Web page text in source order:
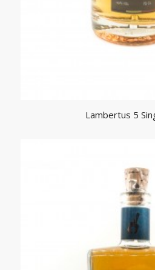
Lambertus 5